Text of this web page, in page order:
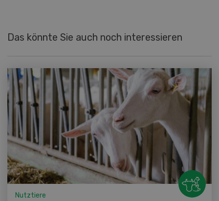
Das könnte Sie auch noch interessieren
Nutztiere